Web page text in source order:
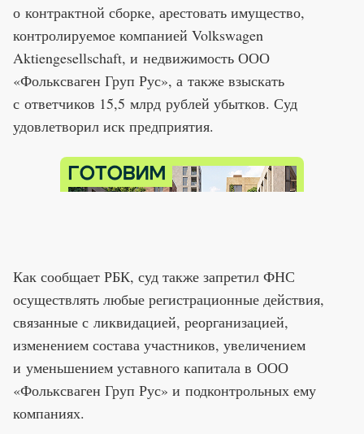
о контрактной сборке, арестовать имущество,
контролируемое компанией Volkswagen
Aktiengesellschaft, и недвижимость ООО
«Фольксваген Груп Рус», а также взыскать
с ответчиков 15,5 млрд рублей убытков. Суд
удовлетворил иск предприятия.
Как сообщает РБК, суд также запретил ФНС
осуществлять любые регистрационные действия,
связанные с ликвидацией, реорганизацией,
изменением состава участников, увеличением
и уменьшением уставного капитала в ООО
«Фольксваген Груп Рус» и подконтрольных ему
компаниях.